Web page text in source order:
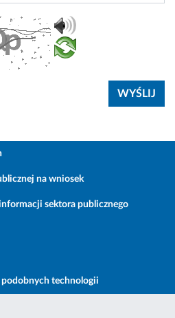
na wniosek
sektora publicznego
podobnych technologii